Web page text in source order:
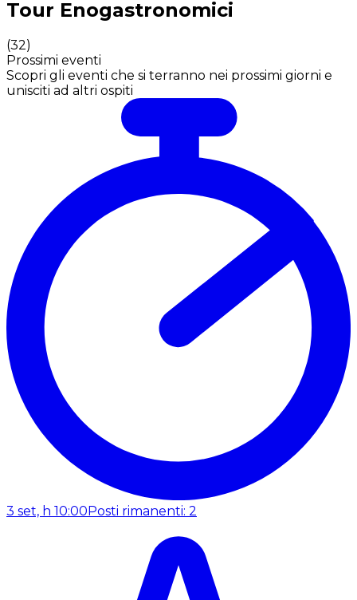
Tour Enogastronomici
(32)
Prossimi eventi
Scopri gli eventi che si terranno nei prossimi giorni e
unisciti ad altri ospiti
3 set, h 10:00 Posti rimanenti: 2